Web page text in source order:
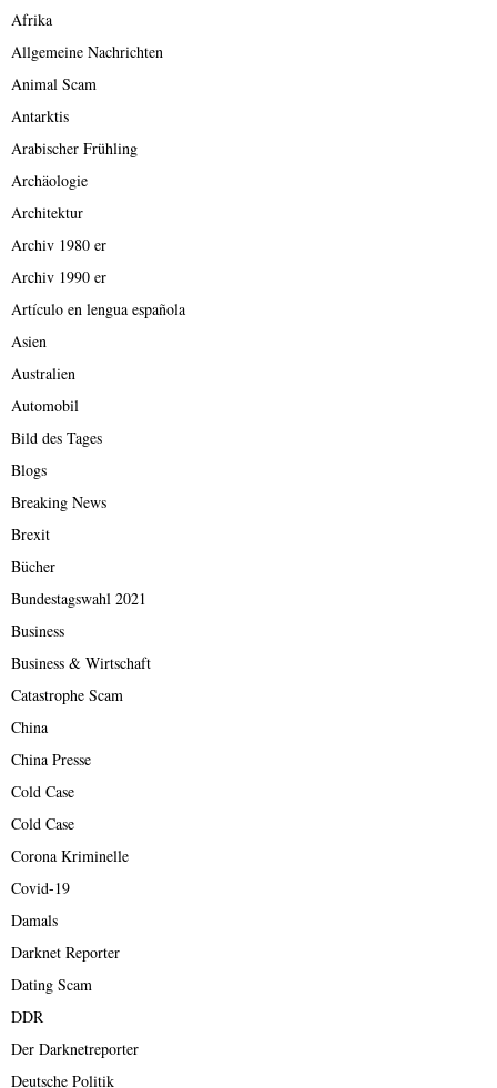
Afrika
Allgemeine Nachrichten
Animal Scam
Antarktis
Arabischer Frühling
Archäologie
Architektur
Archiv 1980 er
Archiv 1990 er
Artículo en lengua española
Asien
Australien
Automobil
Bild des Tages
Blogs
Breaking News
Brexit
Bücher
Bundestagswahl 2021
Business
Business & Wirtschaft
Catastrophe Scam
China
China Presse
Cold Case
Cold Case
Corona Kriminelle
Covid-19
Damals
Darknet Reporter
Dating Scam
DDR
Der Darknetreporter
Deutsche Politik